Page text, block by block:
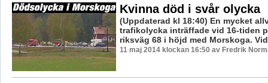
Kvinna död i svår olycka
(Uppdaterad kl 18:40) En mycket
trafikolycka inträffade vid 16-tiden
riksväg 68 i höjd med Morskoga.
11 maj 2014 klockan 16:50 av Fredrik